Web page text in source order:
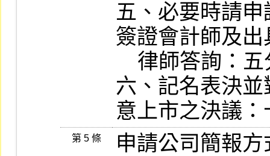
五、必要時請
簽證會計師及
六、記名表決
意上市之決議
第 5 條
申請公司簡報